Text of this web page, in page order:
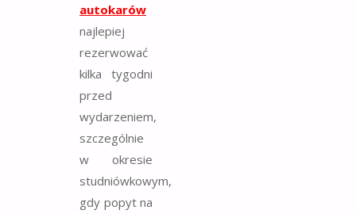
autokarów
najlepiej
rezerwować
kilka tygodni
przed
wydarzeniem,
szczególnie
w okresie
studniówkowym,
gdy popyt na